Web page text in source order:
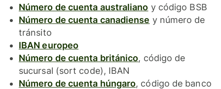
Número de cuenta australiano y código BSB
Número de cuenta canadiense y número de
tránsito
IBAN europeo
Número de cuenta británico, código de
sucursal (sort code), IBAN
Número de cuenta húngaro, código de banco